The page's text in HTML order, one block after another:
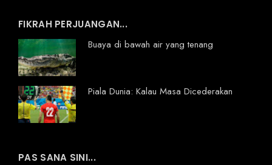
FIKRAH PERJUANGAN...
Buaya di bawah air yang tenang
Piala Dunia: Kalau Masa Dicederakan
PAS SANA SINI...